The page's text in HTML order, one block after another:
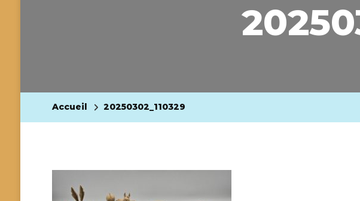
Accueil 20250302_110329